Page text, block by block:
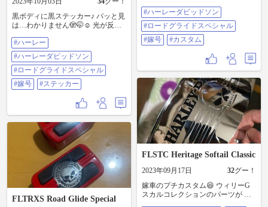
黒ボディに黒ステッカー♪ パッと見
は…わかりません🫣🤭☺️ 光が反射
ダビッドソン #ロードグライドスペ
シャル #嫁号 #ステッカー
#ハーレー
#ハーレーダビッドソン
#ロードグライドスペシャル
#嫁号
#ステッカー
ードグライドスペシャル #嫁号 #カ
スタム
#ハーレーダビッドソン
#ロードグライドスペシャル
#嫁号
#カスタム
FLTRXS Road Glide Special
FLSTC Heritage Softail Classic
2023年09月17日 32グー！
嫁車のプチカスタム😆 ウィリーG
スカルコレクションのパーツが ま